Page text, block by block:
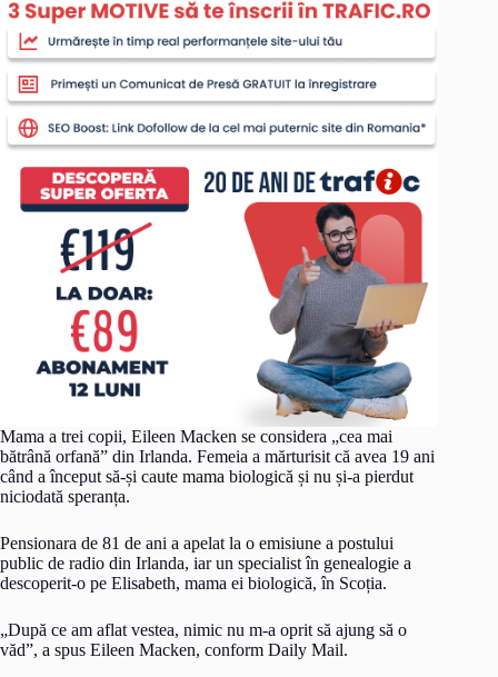
Mama a trei copii, Eileen Macken se considera „cea mai
bătrână orfană” din Irlanda. Femeia a mărturisit că avea 19 ani
când a început să-și caute mama biologică și nu și-a pierdut
niciodată speranța.
Pensionara de 81 de ani a apelat la o emisiune a postului
public de radio din Irlanda, iar un specialist în genealogie a
descoperit-o pe Elisabeth, mama ei biologică, în Scoția.
„După ce am aflat vestea, nimic nu m-a oprit să ajung să o
văd”, a spus Eileen Macken, conform Daily Mail.